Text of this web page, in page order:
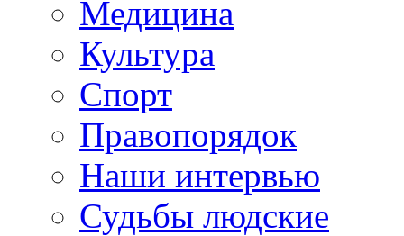
Медицина
Культура
Спорт
Правопорядок
Наши интервью
Судьбы людские